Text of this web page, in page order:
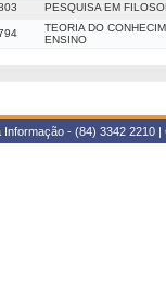
PESQUISA EM
TEORIA DO
ENSINO
Informação - (84) 3342